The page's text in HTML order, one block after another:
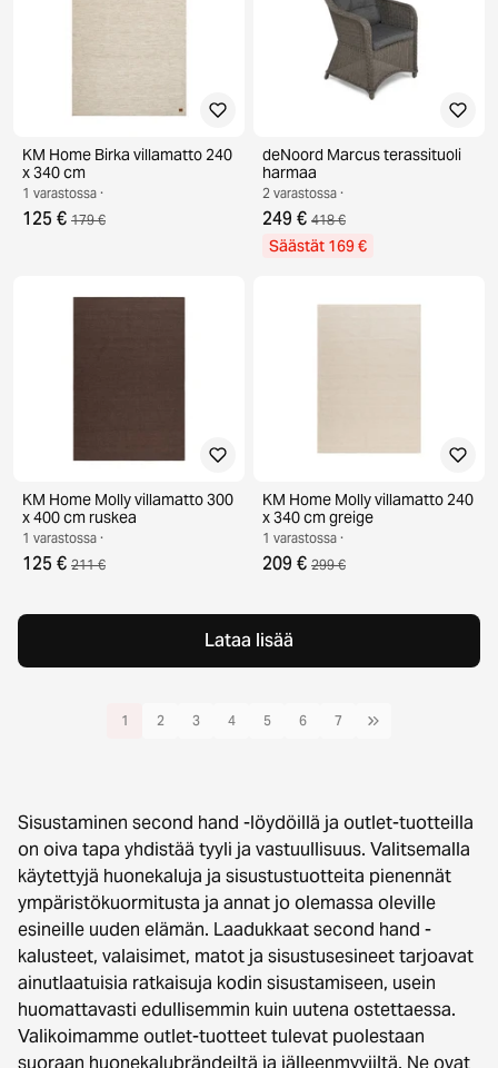
KM Home Birka villamatto 240
x 340 cm
1 varastossa ·
125 € 179 €
deNoord Marcus terassituoli
harmaa
2 varastossa ·
249 € 418 €
Säästät 169 €
KM Home Molly villamatto 300
x 400 cm ruskea
1 varastossa ·
125 € 211 €
KM Home Molly villamatto 240
x 340 cm greige
1 varastossa ·
209 € 299 €
Lataa lisää
1 2 3 4 5 6 7
Sisustaminen second hand -löydöillä ja outlet-tuotteilla
on oiva tapa yhdistää tyyli ja vastuullisuus. Valitsemalla
käytettyjä huonekaluja ja sisustustuotteita pienennät
ympäristökuormitusta ja annat jo olemassa oleville
esineille uuden elämän. Laadukkaat second hand -
kalusteet, valaisimet, matot ja sisustusesineet tarjoavat
ainutlaatuisia ratkaisuja kodin sisustamiseen, usein
huomattavasti edullisemmin kuin uutena ostettaessa.
Valikoimamme outlet-tuotteet tulevat puolestaan
suoraan huonekalubrändeiltä ja jälleenmyyjiltä. Ne ovat